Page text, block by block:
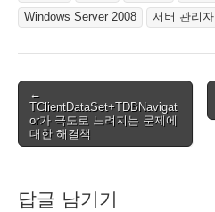
Windows Server 2008
서버 관리자
Post
navigation
←
TClientDataSet+TDBNavigat
or가 극도로 느려지는 문제에
대한 해결책
답글 남기기